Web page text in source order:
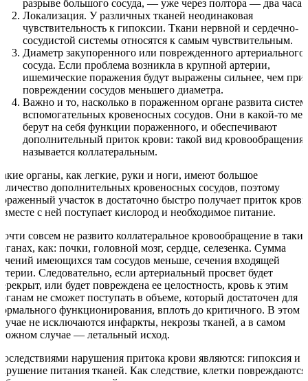
разрыве большого сосуда, — уже через полтора — два часа.
Локализация. У различных тканей неодинаковая
чувствительность к гипоксии. Ткани нервной и сердечно-
сосудистой системы относятся к самым чувствительным.
Диаметр закупоренного или поврежденного артериального
сосуда. Если проблема возникла в крупной артерии,
ишемические поражения будут выражены сильнее, чем при
повреждении сосудов меньшего диаметра.
Важно и то, насколько в пораженном органе развита
вспомогательных кровеносных сосудов. Они в какой-то
берут на себя функции пораженного, и обеспечивают
дополнительный приток крови: такой вид кровообращения
называется коллатеральным.
органы, как легкие, руки и ноги, имеют большое
дополнительных кровеносных сосудов, поэтому
участок в достаточно быстро получает приток
вместе с ней поступает кислород и необходимое питание.
совсем не развито коллатеральное кровообращение в таких
как: почки, головной мозг, сердце, селезенка. Сумма
имеющихся там сосудов меньше, сечения входящей
Следовательно, если артериальный просвет будет
или будет повреждена ее целостность, кровь к этим
не сможет поступать в объеме, который достаточен для
функционирования, вплоть до критичного. В этом
не исключаются инфаркты, некрозы тканей, а в самом
случае — летальный исход.
нарушения притока крови являются: гипоксия и
питания тканей. Как следствие, клетки повреждаются,